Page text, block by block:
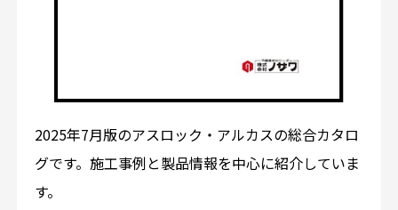
2025年7月版のアスロック・アルカスの総合カタロ
グです。施工事例と製品情報を中心に紹介していま
す。